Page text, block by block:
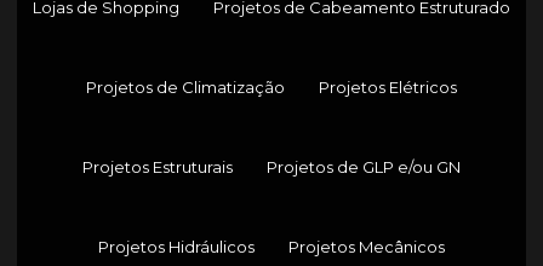
Lojas de Shopping Projetos de Cabeamento Estruturado
Projetos de Climatização Projetos Elétricos
Projetos Estruturais Projetos de GLP e/ou GN
Projetos Hidráulicos Projetos Mecânicos